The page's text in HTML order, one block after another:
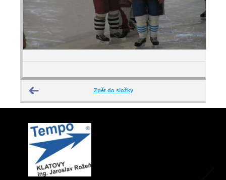
Zpět do složky